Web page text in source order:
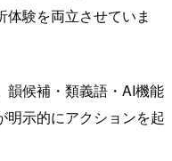
験を両立させていま
韻候補・類義語・AI機能
明示的にアクションを起